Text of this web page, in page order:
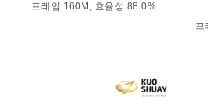
프레임 160M, 효율성 88.0%
프